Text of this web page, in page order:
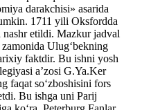
darakchisi» asarida
1711 yili Oksfordda
etildi. Mazkur jadval
Ulug‘bekning
faktdir. Bu ishni yosh
a’zosi G.Ya.Ker
faqat so‘zboshisini fors
Bu ishga uni Parij